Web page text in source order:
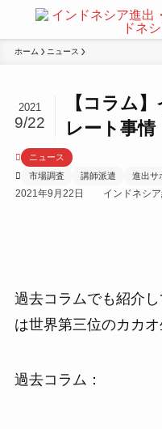
ホーム ニュース
【コラム
レート事情
2021
9/22
ニュース
市場調査
講師派遣 進出サ
2021年9月22日 インドネシ
過去コラムでも紹介
は世界第三位のカカ
過去コラム：